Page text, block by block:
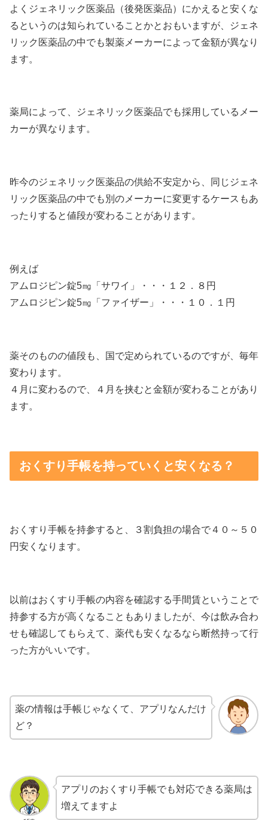
よくジェネリック医薬品（後発医薬品）にかえると安くな
るというのは知られていることかとおもいますが、ジェネ
リック医薬品の中でも製薬メーカーによって金額が異なり
ます。
薬局によって、ジェネリック医薬品でも採用しているメー
カーが異なります。
昨今のジェネリック医薬品の供給不安定から、同じジェネ
リック医薬品の中でも別のメーカーに変更するケースもあ
ったりすると値段が変わることがあります。
例えば
アムロジピン錠5㎎「サワイ」・・・１２．８円
アムロジピン錠5㎎「ファイザー」・・・１０．１円
薬そのものの値段も、国で定められているのですが、毎年
変わります。
４月に変わるので、４月を挟むと金額が変わることがあり
ます。
おくすり手帳を持っていくと安くなる？
おくすり手帳を持参すると、３割負担の場合で４０～５０
円安くなります。
以前はおくすり手帳の内容を確認する手間賃ということで
持参する方が高くなることもありましたが、今は飲み合わ
せも確認してもらえて、薬代も安くなるなら断然持って行
った方がいいです。
薬の情報は手帳じゃなくて、アプリなんだけ
ど？
アプリのおくすり手帳でも対応できる薬局は
増えてますよ